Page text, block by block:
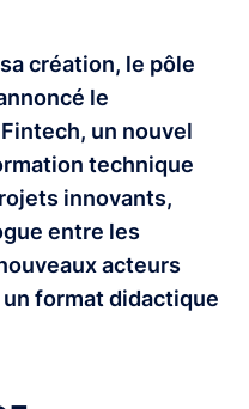
création, le pôle
le
un nouvel
technique
innovants,
entre les
acteurs
format didactique